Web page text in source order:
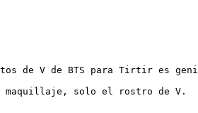
de V de BTS para Tirtir es
maquillaje, solo el rostro de V.